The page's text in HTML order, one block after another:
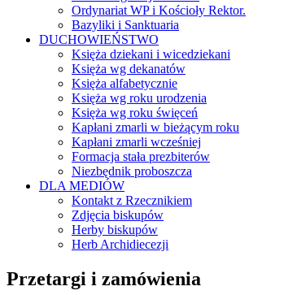
Ordynariat WP i Kościoły Rektor.
Bazyliki i Sanktuaria
DUCHOWIEŃSTWO
Księża dziekani i wicedziekani
Księża wg dekanatów
Księża alfabetycznie
Księża wg roku urodzenia
Księża wg roku święceń
Kapłani zmarli w bieżącym roku
Kapłani zmarli wcześniej
Formacja stała prezbiterów
Niezbędnik proboszcza
DLA MEDIÓW
Kontakt z Rzecznikiem
Zdjęcia biskupów
Herby biskupów
Herb Archidiecezji
Przetargi i zamówienia